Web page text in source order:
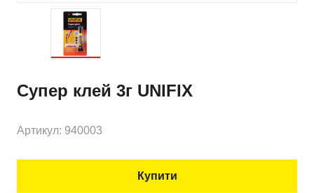
Супер клей 3г UNIFIX
Артикул: 940003
Купити